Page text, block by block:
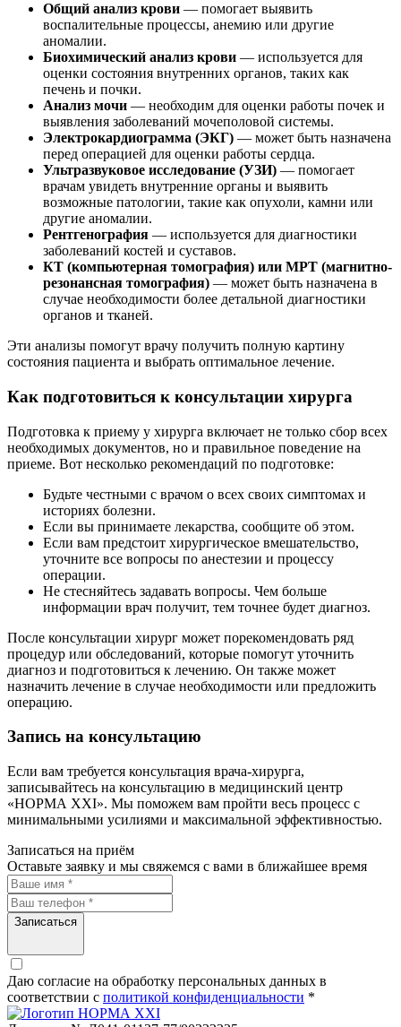
Общий анализ крови — помогает выявить
воспалительные процессы, анемию или другие
аномалии.
Биохимический анализ крови — используется для
оценки состояния внутренних органов, таких как
печень и почки.
Анализ мочи — необходим для оценки работы почек и
выявления заболеваний мочеполовой системы.
Электрокардиограмма (ЭКГ) — может быть назначена
перед операцией для оценки работы сердца.
Ультразвуковое исследование (УЗИ) — помогает
врачам увидеть внутренние органы и выявить
возможные патологии, такие как опухоли, камни или
другие аномалии.
Рентгенография — используется для диагностики
заболеваний костей и суставов.
КТ (компьютерная томография) или МРТ (магнитно-
резонансная томография) — может быть назначена в
случае необходимости более детальной диагностики
органов и тканей.
Эти анализы помогут врачу получить полную картину
состояния пациента и выбрать оптимальное лечение.
Как подготовиться к консультации хирурга
Подготовка к приему у хирурга включает не только сбор всех
необходимых документов, но и правильное поведение на
приеме. Вот несколько рекомендаций по подготовке:
Будьте честными с врачом о всех своих симптомах и
историях болезни.
Если вы принимаете лекарства, сообщите об этом.
Если вам предстоит хирургическое вмешательство,
уточните все вопросы по анестезии и процессу
операции.
Не стесняйтесь задавать вопросы. Чем больше
информации врач получит, тем точнее будет диагноз.
После консультации хирург может порекомендовать ряд
процедур или обследований, которые помогут уточнить
диагноз и подготовиться к лечению. Он также может
назначить лечение в случае необходимости или предложить
операцию.
Запись на консультацию
Если вам требуется консультация врача-хирурга,
записывайтесь на консультацию в медицинский центр
«НОРМА ХХI». Мы поможем вам пройти весь процесс с
минимальными усилиями и максимальной эффективностью.
Записаться на приём
Оставьте заявку и мы свяжемся с вами в ближайшее время
Записаться
Даю согласие на обработку персональных данных в
соответствии c политикой конфиденциальности *